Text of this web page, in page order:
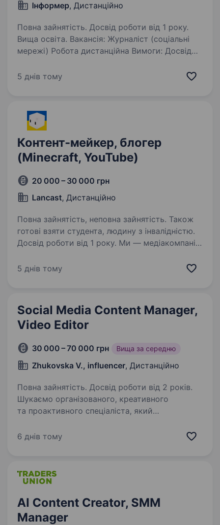
Інформер, Дистанційно
Повна зайнятість. Досвід роботи від 1 року.
Вища освіта. Вакансія: Журналіст (соціальні
мережі) Робота дистанційна Вимоги: Досвід
з соціальними мережами від 1 року Досвід
5 днів тому
Контент-мейкер, блогер
(Minecraft, YouTube)
20 000 – 30 000 грн
Lancast, Дистанційно
Повна зайнятість, неповна зайнятість. Також
готові взяти студента, людину з інвалідністю.
Досвід роботи від 1 року. Ми — медіакомпанія,
мільйонами переглядів. Один із наших
5 днів тому
Social Media Content Manager,
Video Editor
30 000 – 70 000 грн Вища за середню
Zhukovska V., influencer, Дистанційно
Повна зайнятість. Досвід роботи від 2 років.
Шукаємо організованого, креативного
та проактивного спеціаліста, який
соціальні мережі, планувати контент і
6 днів тому
AI Content Creator, SMM
Manager